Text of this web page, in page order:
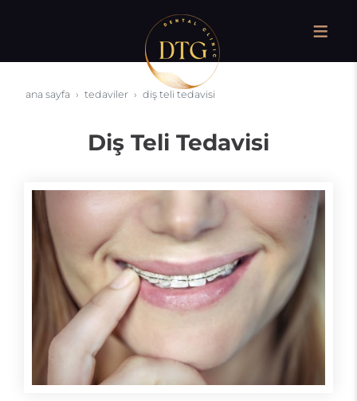
ana sayfa tedaviler diş teli tedavisi
Diş Teli Tedavisi